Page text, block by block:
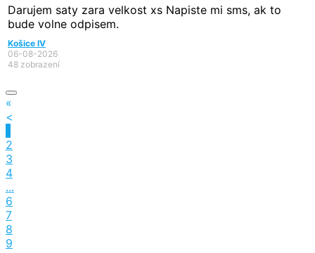
Darujem saty zara velkost xs Napiste mi sms, ak to
bude volne odpisem.
Košice IV
06-08-2026
48 zobrazení
«
<
2
3
4
...
6
7
8
9